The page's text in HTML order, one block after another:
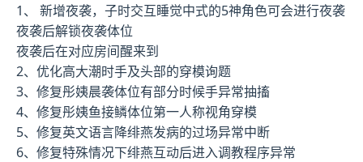
1、 新增夜袭，子时交互睡觉中式的5神角色可会进行夜袭
夜袭后解锁夜袭体位
夜袭后在对应房间醒来到
2、优化高大潮时手及头部的穿模询题
3、修复彤姨晨袭体位有部分时候手异常抽搐
4、修复彤姨鱼接鳞体位第一人称视角穿模
5、修复英文语言降绯燕发病的过场异常中断
6、修复特殊情况下绯燕互动后进入调教程序异常